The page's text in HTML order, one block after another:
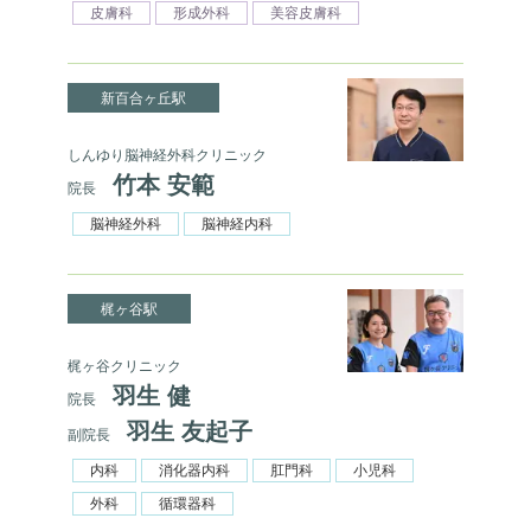
皮膚科 形成外科 美容皮膚科
新百合ヶ丘駅
しんゆり脳神経外科クリニック
院長
竹本 安範
脳神経外科 脳神経内科
梶ヶ谷駅
梶ヶ谷クリニック
院長
羽生 健
副院長 羽生 友起子
内科 消化器内科 肛門科
小児科
外科
循環器科